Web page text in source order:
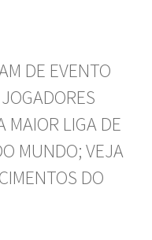
DE EVENTO
MAIOR LIGA DE
MUNDO; VEJA
DO